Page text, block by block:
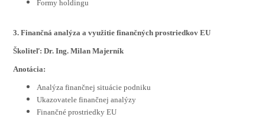
Formy holdingu
3. Finančná analýza a využitie finančných prostriedkov EU
Školiteľ: Dr. Ing. Milan Majerník
Anotácia:
Analýza finančnej situácie podniku
Ukazovatele finančnej analýzy
Finančné prostriedky EU